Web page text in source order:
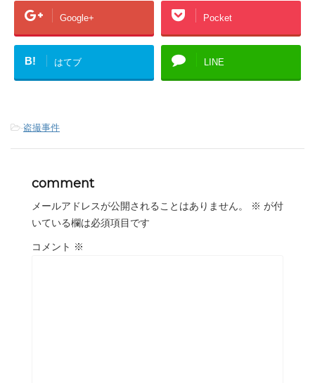
Google+ Pocket
B! はてブ LINE
-盗撮事件
comment
メールアドレスが公開されることはありません。 ※ が付
いている欄は必須項目です
コメント ※